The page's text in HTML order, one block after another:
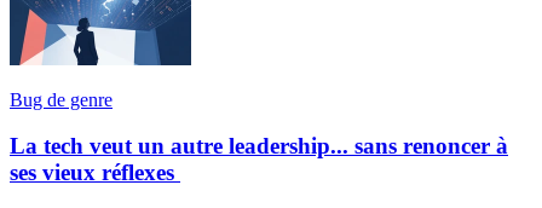
Bug de genre
La tech veut un autre leadership... sans renoncer à
ses vieux réflexes